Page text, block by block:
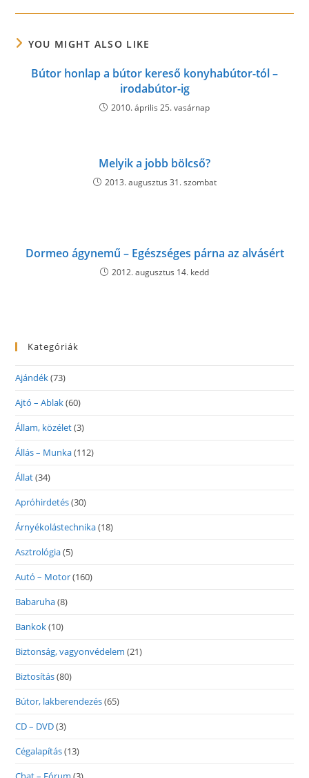
YOU MIGHT ALSO LIKE
Bútor honlap a bútor kereső konyhabútor-tól –
irodabútor-ig
2010. április 25. vasárnap
Melyik a jobb bölcső?
2013. augusztus 31. szombat
Dormeo ágynemű – Egészséges párna az alvásért
2012. augusztus 14. kedd
Kategóriák
Ajándék(73)
Ajtó – Ablak(60)
Állam, közélet(3)
Állás – Munka(112)
Állat(34)
Apróhirdetés(30)
Árnyékolástechnika(18)
Asztrológia(5)
Autó – Motor(160)
Babaruha(8)
Bankok(10)
Biztonság, vagyonvédelem (21)
Biztosítás(80)
Bútor, lakberendezés(65)
CD – DVD(3)
Cégalapítás(13)